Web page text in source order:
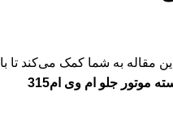
مقاله به شما کمک می‌کند تا با
موتور جلو ام وی ام315